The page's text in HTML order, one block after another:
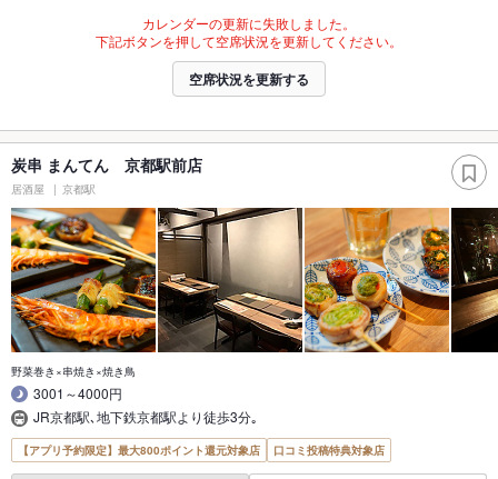
カレンダーの更新に失敗しました。
下記ボタンを押して空席状況を更新してください。
空席状況を更新する
炭串 まんてん 京都駅前店
居酒屋 京都駅
野菜巻き×串焼き×焼き鳥
3001～4000円
JR京都駅､地下鉄京都駅より徒歩3分｡
【アプリ予約限定】最大800ポイント還元対象店 口コミ投稿特典対象店